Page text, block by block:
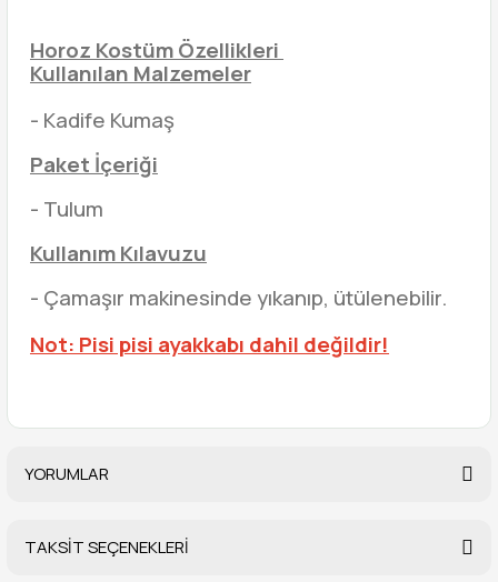
Horoz Kostüm Özellikleri
Kullanılan Malzemeler
- Kadife Kumaş
Paket İçeriği
- Tulum
Kullanım Kılavuzu
- Çamaşır makinesinde yıkanıp, ütülenebilir.
Not: Pisi pisi ayakkabı dahil değildir!
YORUMLAR
TAKSİT SEÇENEKLERİ